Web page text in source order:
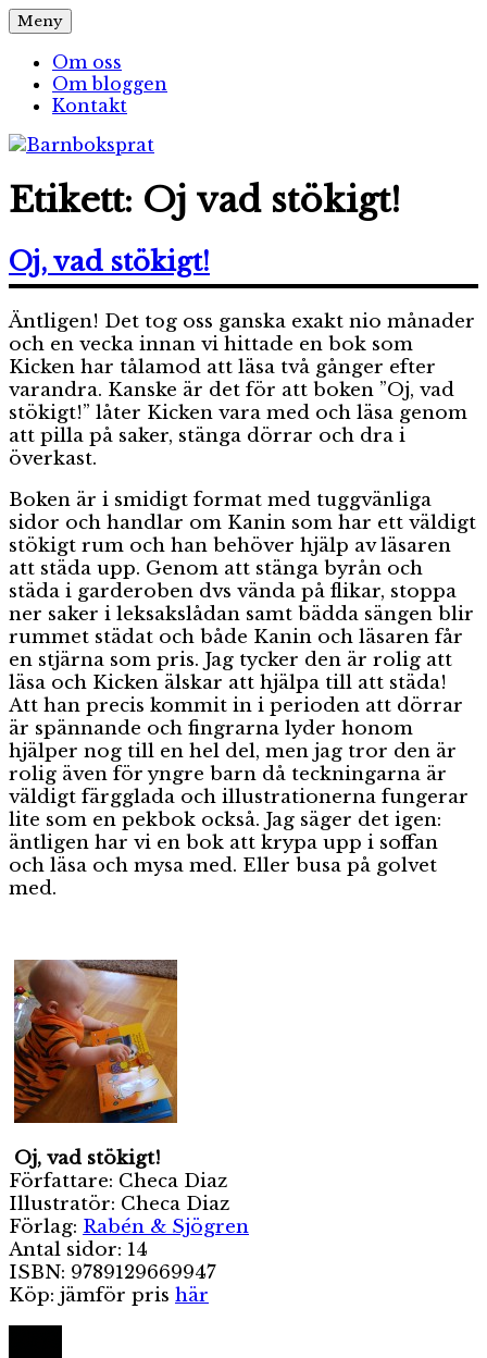
Hoppa
till
innehåll
Barnboksprat
– en blogg om barnböcker
Meny
Om oss
Om bloggen
Kontakt
Etikett: Oj vad stökigt!
Oj, vad stökigt!
Äntligen! Det tog oss ganska exakt nio månader
och en vecka innan vi hittade en bok som
Kicken har tålamod att läsa två gånger efter
varandra. Kanske är det för att boken ”Oj, vad
stökigt!” låter Kicken vara med och läsa genom
att pilla på saker, stänga dörrar och dra i
överkast.
Boken är i smidigt format med tuggvänliga
sidor och handlar om Kanin som har ett väldigt
stökigt rum och han behöver hjälp av läsaren
att städa upp. Genom att stänga byrån och
städa i garderoben dvs vända på flikar, stoppa
ner saker i leksakslådan samt bädda sängen blir
rummet städat och både Kanin och läsaren får
en stjärna som pris. Jag tycker den är rolig att
läsa och Kicken älskar att hjälpa till att städa!
Att han precis kommit in i perioden att dörrar
är spännande och fingrarna lyder honom
hjälper nog till en hel del, men jag tror den är
rolig även för yngre barn då teckningarna är
väldigt färgglada och illustrationerna fungerar
lite som en pekbok också. Jag säger det igen:
äntligen har vi en bok att krypa upp i soffan
och läsa och mysa med. Eller busa på golvet
med.
Oj, vad stökigt!
Författare: Checa Diaz
Illustratör: Checa Diaz
Förlag: Rabén & Sjögren
Antal sidor: 14
ISBN: 9789129669947
Köp: jämför pris här